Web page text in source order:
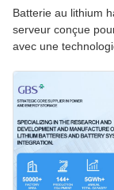
Batterie au lithium
serveur conçue
avec une